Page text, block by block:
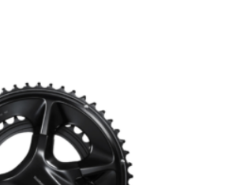
:
189,00 €.